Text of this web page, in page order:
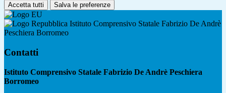
Accetta tutti Salva le preferenze
Istituto Comprensivo Statale Fabrizio De Andrè
Peschiera Borromeo
Contatti
Istituto Comprensivo Statale Fabrizio De Andrè Peschiera
Borromeo